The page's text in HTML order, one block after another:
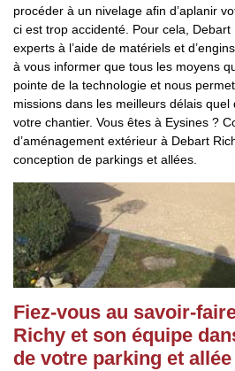
procéder à un nivelage afin d’aplanir
ci est trop accidenté. Pour cela,
experts à l’aide de matériels et
à vous informer que tous les moyens
pointe de la technologie et nous
missions dans les meilleurs délais quel
votre chantier. Vous êtes à Eysines ?
d’aménagement extérieur à Debart
conception de parkings et allées.
Fiez-vous au savoir-
Richy et son équipe
de votre parking et